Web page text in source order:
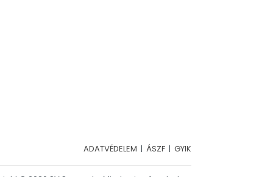
ADATVÉDELEM | ÁSZF | GYIK